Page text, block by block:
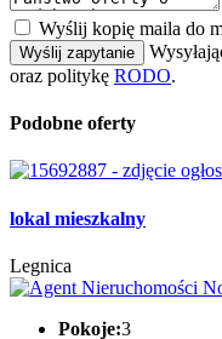
Wyślij kopię maila do
Wyślij zapytanie
oraz politykę RODO.
Podobne oferty
lokal mieszkalny
Legnica
Pokoje:3